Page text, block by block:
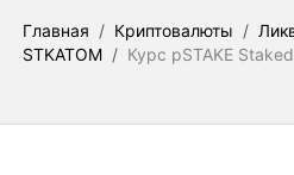
Главная / Криптовалюты /
STKATOM / Курс pSTAKE